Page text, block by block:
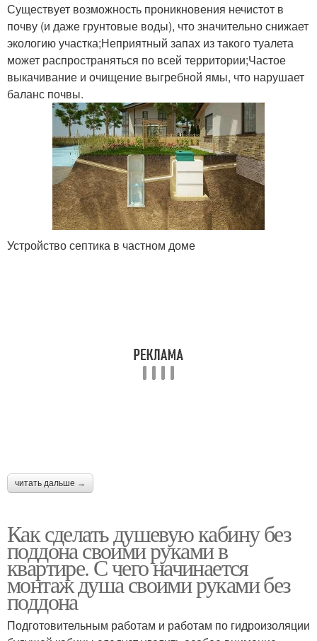
Существует возможность проникновения нечистот в
почву (и даже грунтовые воды), что значительно снижает
экологию участка;Неприятный запах из такого туалета
может распространяться по всей территории;Частое
выкачивание и очищение выгребной ямы, что нарушает
баланс почвы.
Устройство септика в частном доме
читать дальше →
Как сделать душевую кабину без
поддона своими руками в
квартире. С чего начинается
монтаж душа своими руками без
поддона
Подготовительным работам и работам по гидроизоляции